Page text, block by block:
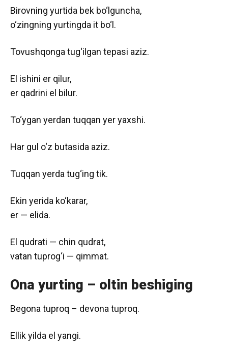
Birovning yurtida bek bo‘lguncha,
o‘zingning yurtingda it bo‘l.
Tovushqonga tug‘ilgan tepasi aziz.
El ishini er qilur,
er qadrini el bilur.
To‘ygan yerdan tuqqan yer yaxshi.
Har gul o‘z butasida aziz.
Tuqqan yerda tug‘ing tik.
Ekin yerida ko‘karar,
er — elida.
El qudrati — chin qudrat,
vatan tuprog‘i — qimmat.
Ona yurting – oltin beshiging
Begona tuproq – devona tuproq.
Ellik yilda el yangi.